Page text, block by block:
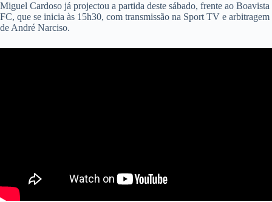
Miguel Cardoso já projectou a partida deste sábado, frente ao Boavista
FC, que se inicia às 15h30, com transmissão na Sport TV e arbitragem
de André Narciso.